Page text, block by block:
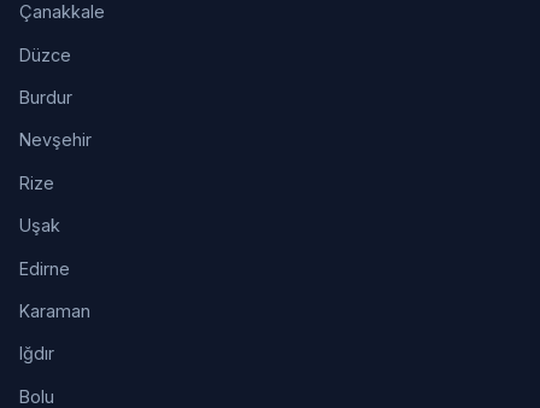
Çanakkale
Düzce
Burdur
Nevşehir
Rize
Uşak
Edirne
Karaman
Iğdır
Bolu